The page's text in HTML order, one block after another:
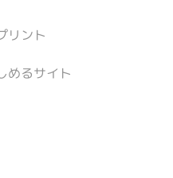
リント
めるサイト